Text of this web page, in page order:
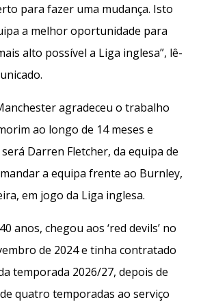
para fazer uma mudança. Isto
a melhor oportunidade para
alto possível a Liga inglesa”, lê-
agradeceu o trabalho
ao longo de 14 meses e
Darren Fletcher, da equipa de
a equipa frente ao Burnley,
em jogo da Liga inglesa.
anos, chegou aos ‘red devils’ no
de 2024 e tinha contratado
temporada 2026/27, depois de
quatro temporadas ao serviço